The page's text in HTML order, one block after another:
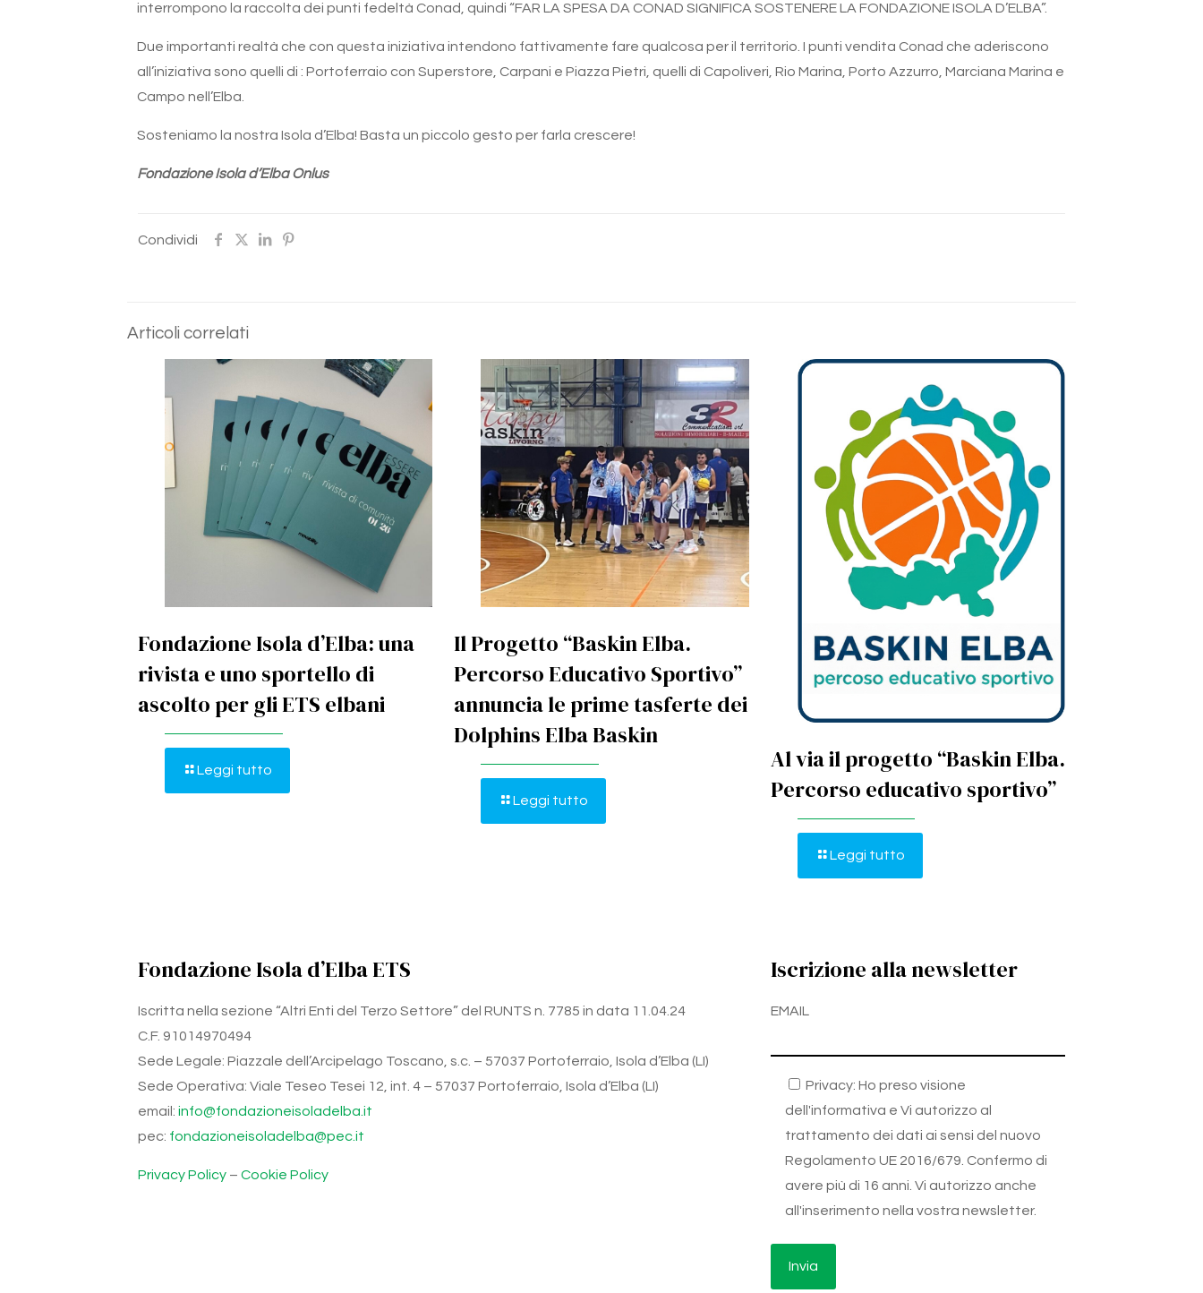
interrompono la raccolta dei punti fedeltà Conad, quindi “FAR LA SPESA DA CONAD SIGNIFICA SOSTENERE LA FONDAZIONE ISOLA D’ELBA”.
Due importanti realtà che con questa iniziativa intendono fattivamente fare qualcosa per il territorio. I punti vendita Conad che aderiscono
all’iniziativa sono quelli di : Portoferraio con Superstore, Carpani e Piazza Pietri, quelli di Capoliveri, Rio Marina, Porto Azzurro, Marciana Marina e
Campo nell’Elba.
Sosteniamo la nostra Isola d’Elba! Basta un piccolo gesto per farla crescere!
Fondazione Isola d’Elba Onlus
Condividi
Articoli correlati
Fondazione Isola d’Elba: una
rivista e uno sportello di
ascolto per gli ETS elbani
Leggi tutto
Il Progetto “Baskin Elba.
Percorso Educativo Sportivo”
annuncia le prime tasferte dei
Dolphins Elba Baskin
Leggi tutto
Al via il progetto “Baskin Elba.
Percorso educativo sportivo”
Leggi tutto
Fondazione Isola d’Elba ETS
Iscritta nella sezione “Altri Enti del Terzo Settore” del RUNTS n. 7785 in data 11.04.24
C.F. 91014970494
Sede Legale: Piazzale dell’Arcipelago Toscano, s.c. – 57037 Portoferraio, Isola d’Elba (LI)
Sede Operativa: Viale Teseo Tesei 12, int. 4 – 57037 Portoferraio, Isola d’Elba (LI)
email: info@fondazioneisoladelba.it
pec: fondazioneisoladelba@pec.it
Privacy Policy – Cookie Policy
Iscrizione alla newsletter
EMAIL
Privacy: Ho preso visione
dell'informativa e Vi autorizzo al
trattamento dei dati ai sensi del nuovo
Regolamento UE 2016/679. Confermo di
avere più di 16 anni. Vi autorizzo anche
all'inserimento nella vostra newsletter.